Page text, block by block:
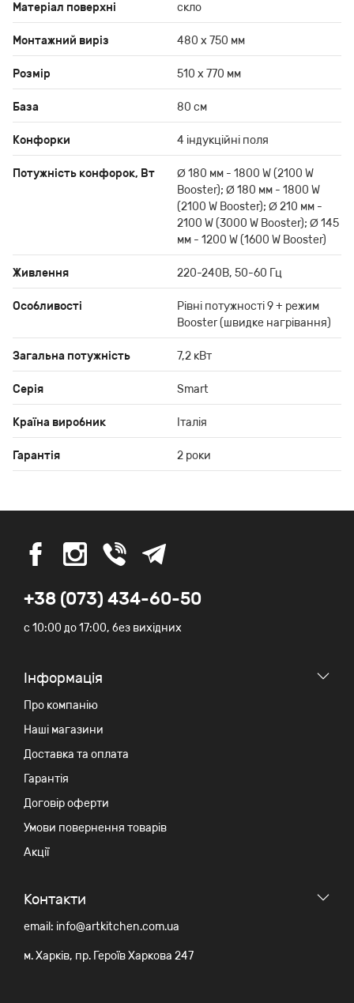
Матеріал поверхні скло
Монтажний виріз 480 х 750 мм
Розмір 510 х 770 мм
База 80 см
Конфорки 4 індукційні поля
Потужність конфорок, Вт
Ø 180 мм - 1800 W (2100 W
Booster); Ø 180 мм - 1800 W
(2100 W Booster); Ø 210 мм -
2100 W (3000 W Booster); Ø 145
мм - 1200 W (1600 W Booster)
Живлення 220-240В, 50-60 Гц
Особливості
Рівні потужності 9 + режим
Booster (швидке нагрівання)
Загальна потужність 7,2 кВт
Серія Smart
Країна виробник Італія
Гарантія 2 роки
+38 (073) 434-60-50
c 10:00 до 17:00, без вихідних
Iнформація
Про компанію
Наші магазини
Доставка та оплата
Гарантія
Договір оферти
Умови повернення товарів
Акції
Контакти
email: info@artkitchen.com.ua
м. Харків, пр. Героїв Харкова 247